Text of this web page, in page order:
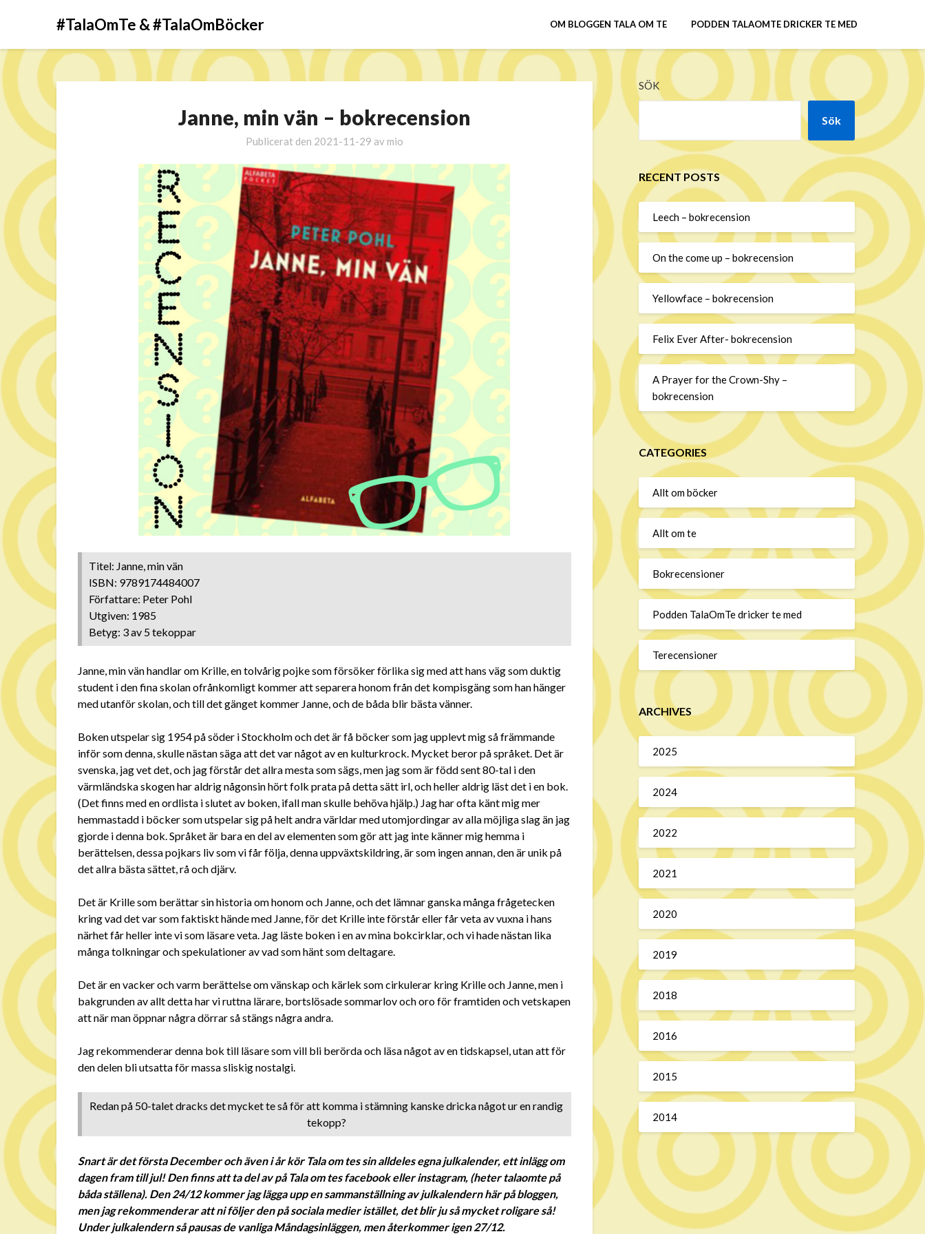
#TalaOmTe & #TalaOmBöcker OM BLOGGEN TALA OM TE PODDEN TALAOMTE DRICKER TE MED
Janne, min vän – bokrecension
Publicerat den 2021-11-29 av mio
Titel: Janne, min vän
ISBN: 9789174484007
Författare: Peter Pohl
Utgiven: 1985
Betyg: 3 av 5 tekoppar
Janne, min vän handlar om Krille, en tolvårig pojke som försöker förlika sig med att hans väg som duktig
student i den fina skolan ofrånkomligt kommer att separera honom från det kompisgäng som han hänger
med utanför skolan, och till det gänget kommer Janne, och de båda blir bästa vänner.
Boken utspelar sig 1954 på söder i Stockholm och det är få böcker som jag upplevt mig så främmande
inför som denna, skulle nästan säga att det var något av en kulturkrock. Mycket beror på språket. Det är
svenska, jag vet det, och jag förstår det allra mesta som sägs, men jag som är född sent 80-tal i den
värmländska skogen har aldrig någonsin hört folk prata på detta sätt irl, och heller aldrig läst det i en bok.
(Det finns med en ordlista i slutet av boken, ifall man skulle behöva hjälp.) Jag har ofta känt mig mer
hemmastadd i böcker som utspelar sig på helt andra världar med utomjordingar av alla möjliga slag än jag
gjorde i denna bok. Språket är bara en del av elementen som gör att jag inte känner mig hemma i
berättelsen, dessa pojkars liv som vi får följa, denna uppväxtskildring, är som ingen annan, den är unik på
det allra bästa sättet, rå och djärv.
Det är Krille som berättar sin historia om honom och Janne, och det lämnar ganska många frågetecken
kring vad det var som faktiskt hände med Janne, för det Krille inte förstår eller får veta av vuxna i hans
närhet får heller inte vi som läsare veta. Jag läste boken i en av mina bokcirklar, och vi hade nästan lika
många tolkningar och spekulationer av vad som hänt som deltagare.
Det är en vacker och varm berättelse om vänskap och kärlek som cirkulerar kring Krille och Janne, men i
bakgrunden av allt detta har vi ruttna lärare, bortslösade sommarlov och oro för framtiden och vetskapen
att när man öppnar några dörrar så stängs några andra.
Jag rekommenderar denna bok till läsare som vill bli berörda och läsa något av en tidskapsel, utan att för
den delen bli utsatta för massa sliskig nostalgi.
Redan på 50-talet dracks det mycket te så för att komma i stämning kanske dricka något ur en randig
tekopp?
Snart är det första December och även i år kör Tala om tes sin alldeles egna julkalender, ett inlägg om
dagen fram till jul! Den finns att ta del av på Tala om tes facebook eller instagram, (heter talaomte på
båda ställena). Den 24/12 kommer jag lägga upp en sammanställning av julkalendern här på bloggen,
men jag rekommenderar att ni följer den på sociala medier istället, det blir ju så mycket roligare så!
Under julkalendern så pausas de vanliga Måndagsinläggen, men återkommer igen 27/12.
SÖK
Sök
RECENT POSTS
Leech – bokrecension
On the come up – bokrecension
Yellowface – bokrecension
Felix Ever After- bokrecension
A Prayer for the Crown-Shy –
bokrecension
CATEGORIES
Allt om böcker
Allt om te
Bokrecensioner
Podden TalaOmTe dricker te med
Terecensioner
ARCHIVES
2025
2024
2022
2021
2020
2019
2018
2016
2015
2014